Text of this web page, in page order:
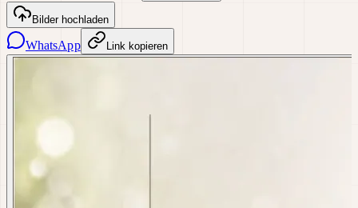
Bilder hochladen
WhatsApp Link kopieren